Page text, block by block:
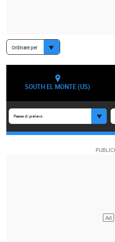
Ordinare per
SOUTH EL MONTE (US)
Paese di prelievo